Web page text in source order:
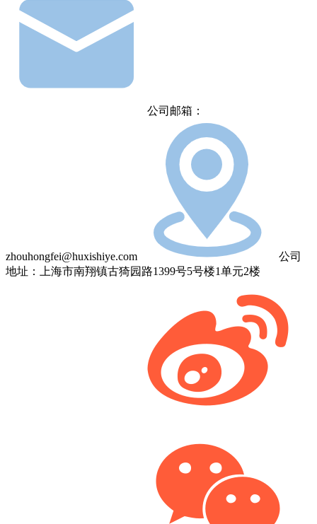
公司邮箱：
zhouhongfei@huxishiye.com
公司
地址：上海市南翔镇古猗园路1399号5号楼1单元2楼